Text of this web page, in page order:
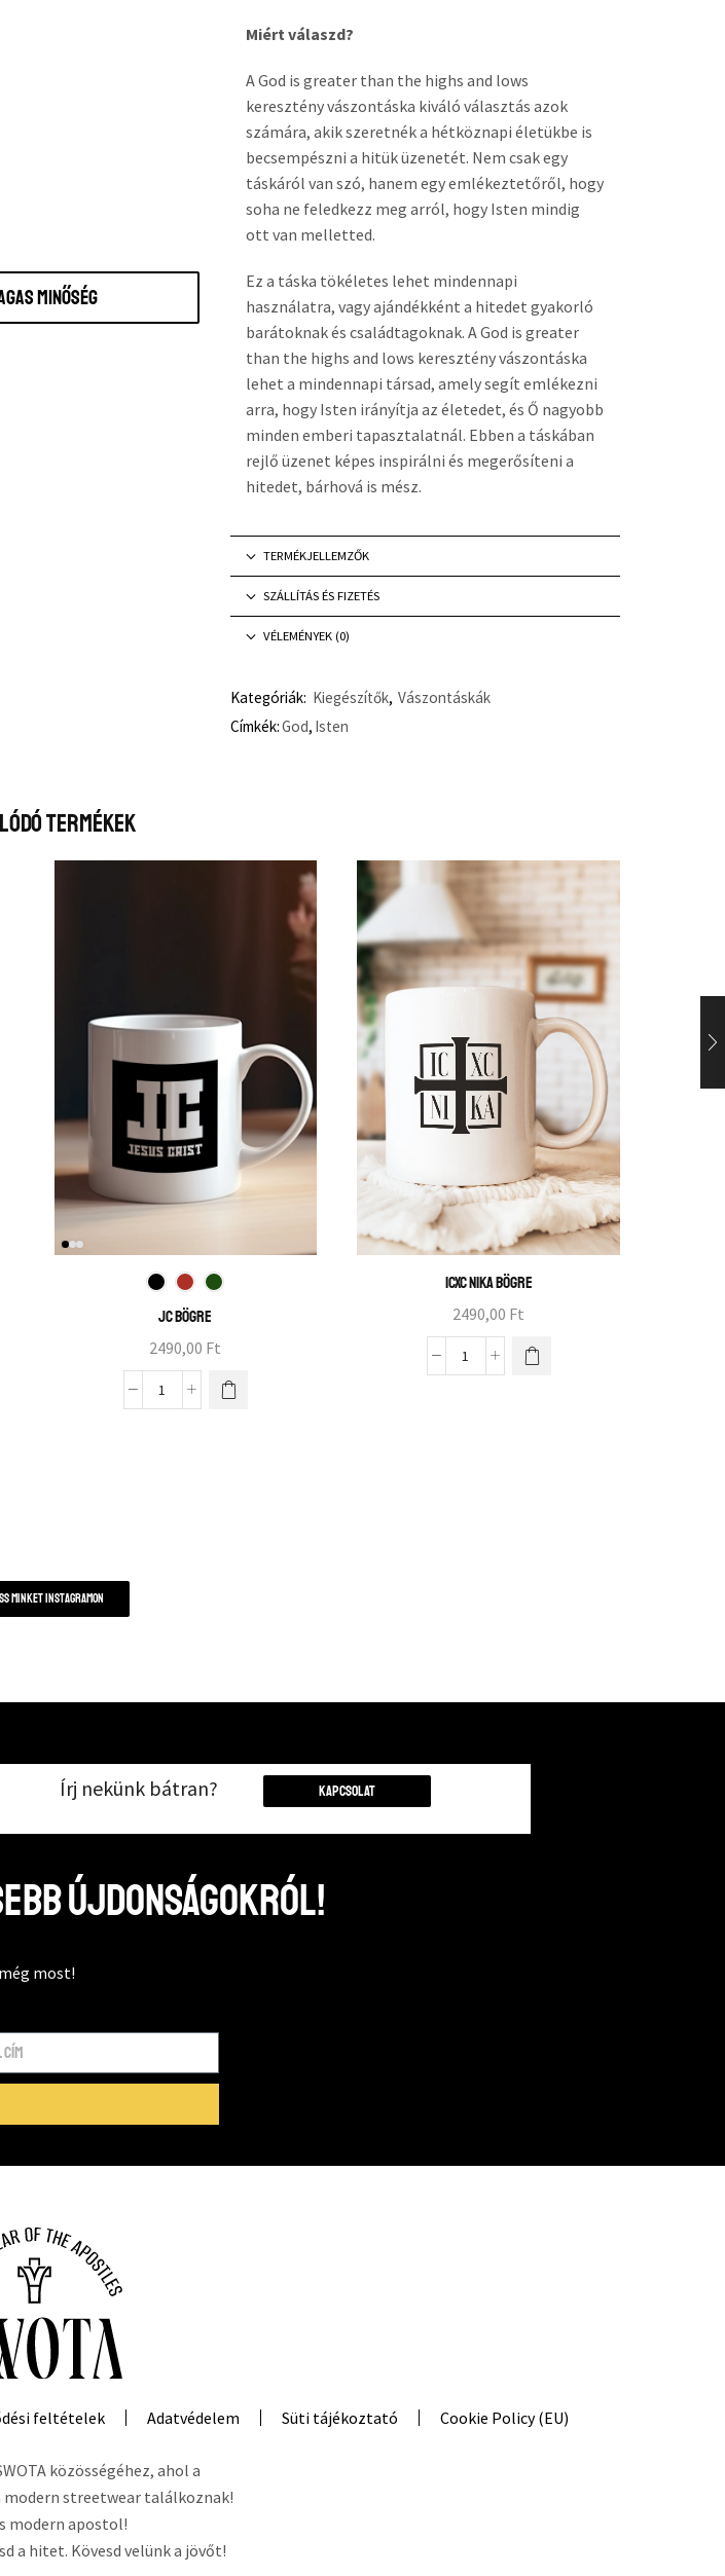
minőség
Miért válaszd?
A God is greater than the highs and lows
keresztény vászontáska kiváló választás azok
számára, akik szeretnék a hétköznapi életükbe is
becsempészni a hitük üzenetét. Nem csak egy
táskáról van szó, hanem egy emlékeztetőről, hogy
soha ne feledkezz meg arról, hogy Isten mindig
ott van melletted.
Ez a táska tökéletes lehet mindennapi
használatra, vagy ajándékként a hitedet gyakorló
barátoknak és családtagoknak. A God is greater
than the highs and lows keresztény vászontáska
lehet a mindennapi társad, amely segít emlékezni
arra, hogy Isten irányítja az életedet, és Ő nagyobb
minden emberi tapasztalatnál. Ebben a táskában
rejlő üzenet képes inspirálni és megerősíteni a
hitedet, bárhová is mész.
TERMÉKJELLEMZŐK
SZÁLLÍTÁS ÉS FIZETÉS
VÉLEMÉNYEK (0)
Kategóriák: Kiegészítők, Vászontáskák
Címkék:God, Isten
Termékek
JC bögre
2490,00 Ft
ICXC NIKA bögre
2490,00 Ft
minket instagramon
Írj nekünk bátran? Kapcsolat
újdonságokról!
most!
feltételek Adatvédelem Süti tájékoztató Cookie Policy (EU)
közösségéhez, ahol a
modern streetwear találkoznak!
modern apostol!
a hitet. Kövesd velünk a jövőt!